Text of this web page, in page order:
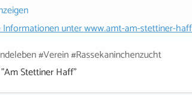
Informationen unterwww.amt-am-stettiner-
#Verein #Rassekaninchenzucht
Stettiner Haff"